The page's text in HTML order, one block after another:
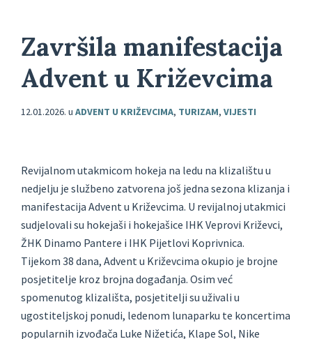
Završila manifestacija
Advent u Križevcima
12.01.2026. u ADVENT U KRIŽEVCIMA, TURIZAM, VIJESTI
Revijalnom utakmicom hokeja na ledu na klizalištu u
nedjelju je službeno zatvorena još jedna sezona klizanja i
manifestacija Advent u Križevcima. U revijalnoj utakmici
sudjelovali su hokejaši i hokejašice IHK Veprovi Križevci,
ŽHK Dinamo Pantere i IHK Pijetlovi Koprivnica.
Tijekom 38 dana, Advent u Križevcima okupio je brojne
posjetitelje kroz brojna događanja. Osim već
spomenutog klizališta, posjetitelji su uživali u
ugostiteljskoj ponudi, ledenom lunaparku te koncertima
popularnih izvođača Luke Nižetića, Klape Sol, Nike